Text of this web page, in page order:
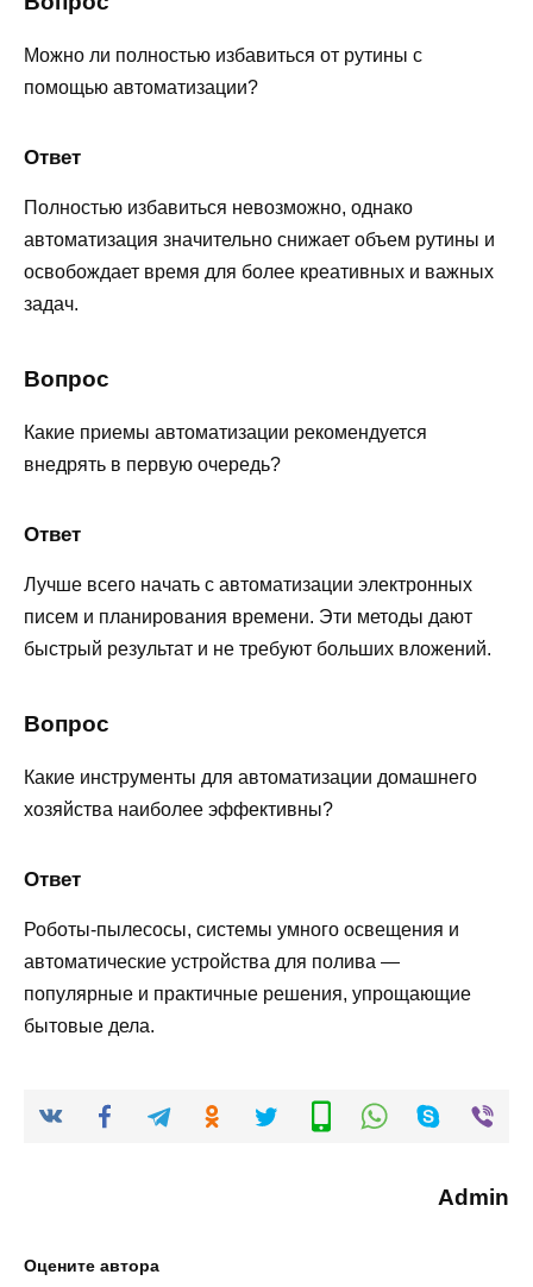
Можно ли полностью избавиться от рутины с
помощью автоматизации?
Ответ
Полностью избавиться невозможно, однако
автоматизация значительно снижает объем рутины и
освобождает время для более креативных и важных
задач.
Вопрос
Какие приемы автоматизации рекомендуется
внедрять в первую очередь?
Ответ
Лучше всего начать с автоматизации электронных
писем и планирования времени. Эти методы дают
быстрый результат и не требуют больших вложений.
Вопрос
Какие инструменты для автоматизации домашнего
хозяйства наиболее эффективны?
Ответ
Роботы-пылесосы, системы умного освещения и
автоматические устройства для полива —
популярные и практичные решения, упрощающие
бытовые дела.
Admin
Оцените автора